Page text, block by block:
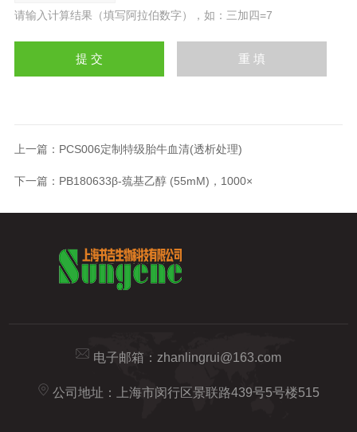
请输入计算结果（填写阿拉伯数字），如：三加四=7
上一篇： PCS006定制特级胎牛血清(透析处理)
下一篇： PB180633β-巯基乙醇 (55mM)，1000×
电子邮箱： zhanlingrui@163.com
公司地址：上海市闵行区景联路439号5号楼515